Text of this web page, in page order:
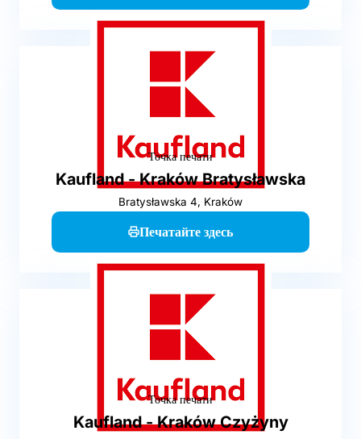
Точка печати
Kaufland - Kraków Bratysławska
Bratysławska 4, Kraków
Печатайте здесь
Точка печати
Kaufland - Kraków Czyżyny